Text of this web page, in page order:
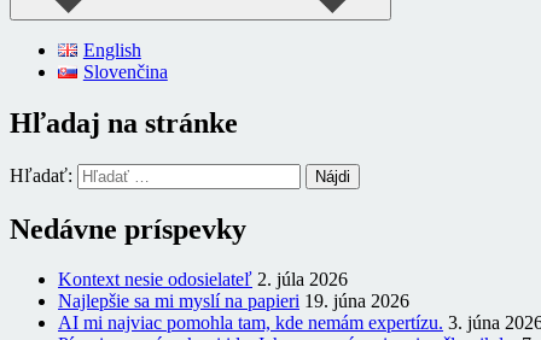
English
Slovenčina
Hľadaj na stránke
Hľadať:
Nedávne príspevky
Kontext nesie odosielateľ 2. júla 2026
Najlepšie sa mi myslí na papieri 19. júna 2026
AI mi najviac pomohla tam, kde nemám expertízu. 3. júna